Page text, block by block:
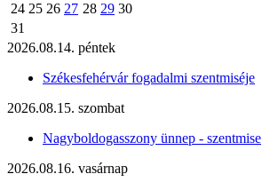
24 25 26 27 28 29 30
31
2026.08.14. péntek
Székesfehérvár fogadalmi szentmiséje
2026.08.15. szombat
Nagyboldogasszony ünnep - szentmise
2026.08.16. vasárnap